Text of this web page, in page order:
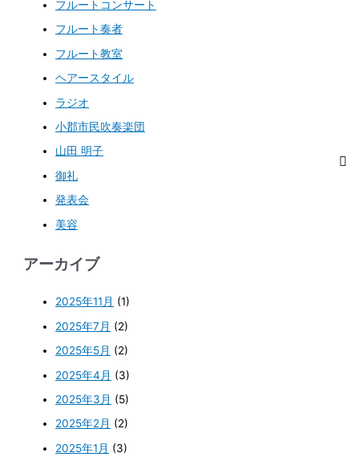
フルートコンサート
フルート奏者
フルート教室
ヘアースタイル
ラジオ
小郡市民吹奏楽団
山田 明子
御礼
発表会
美容
アーカイブ
2025年11月 (1)
2025年7月 (2)
2025年5月 (2)
2025年4月 (3)
2025年3月 (5)
2025年2月 (2)
2025年1月 (3)